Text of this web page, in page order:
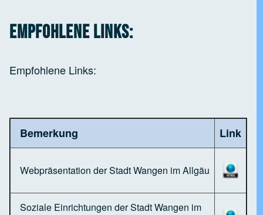
Empfohlene Links:
Empfohlene Links:
Bemerkung Link
Webpräsentation der Stadt Wangen im Allgäu
Soziale Einrichtungen der Stadt Wangen im